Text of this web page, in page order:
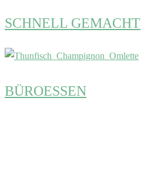
SCHNELL GEMACHT
BÜROESSEN